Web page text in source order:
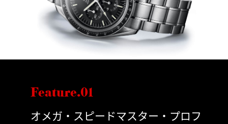
Feature.01
オメガ・スピードマスター・プロフ